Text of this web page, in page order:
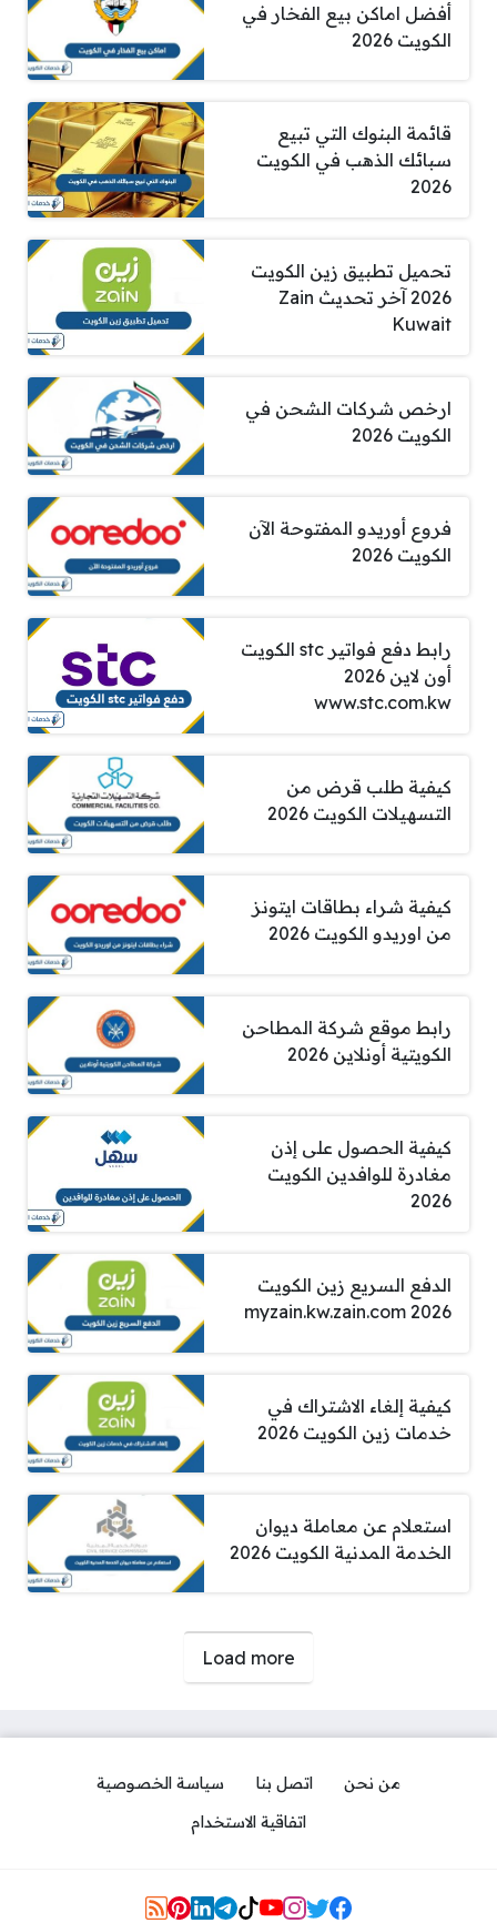
أفضل اماكن بيع الفخار في
الكويت 2026
قائمة البنوك التي تبيع
سبائك الذهب في الكويت
2026
تحميل تطبيق زين الكويت
2026 آخر تحديث Zain
Kuwait
ارخص شركات الشحن في
الكويت 2026
فروع أوريدو المفتوحة الآن
الكويت 2026
رابط دفع فواتير stc الكويت
أون لاين 2026
www.stc.com.kw
كيفية طلب قرض من
التسهيلات الكويت 2026
كيفية شراء بطاقات ايتونز
من اوريدو الكويت 2026
رابط موقع شركة المطاحن
الكويتية أونلاين 2026
كيفية الحصول على إذن
مغادرة للوافدين الكويت
2026
الدفع السريع زين الكويت
myzain.kw.zain.com 2026
كيفية إلغاء الاشتراك في
خدمات زين الكويت 2026
استعلام عن معاملة ديوان
الخدمة المدنية الكويت 2026
Load more
من نحن اتصل بنا
سياسة الخصوصية
اتفاقية الاستخدام
Social Links